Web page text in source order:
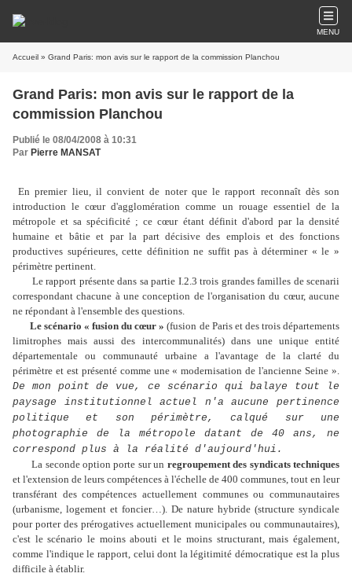
MENU
Accueil » Grand Paris: mon avis sur le rapport de la commission Planchou
Grand Paris: mon avis sur le rapport de la
commission Planchou
Publié le 08/04/2008 à 10:31
Par Pierre MANSAT
En premier lieu, il convient de noter que le rapport reconnaît dès son
introduction le cœur d'agglomération comme un rouage essentiel de la
métropole et sa spécificité ; ce cœur étant définit d'abord par la densité
humaine et bâtie et par la part décisive des emplois et des fonctions
productives supérieures, cette définition ne suffit pas à déterminer « le »
périmètre pertinent.
Le rapport présente dans sa partie I.2.3 trois grandes familles de scenarii
correspondant chacune à une conception de l'organisation du cœur, aucune
ne répondant à l'ensemble des questions.
Le scénario « fusion du cœur » (fusion de Paris et des trois départements
limitrophes mais aussi des intercommunalités) dans une unique entité
départementale ou communauté urbaine a l'avantage de la clarté du
périmètre et est présenté comme une « modernisation de l'ancienne Seine ».
De mon point de vue, ce scénario qui balaye tout le
paysage institutionnel actuel n'a aucune pertinence
politique et son périmètre, calqué sur une
photographie de la métropole datant de 40 ans, ne
correspond plus à la réalité d'aujourd'hui.
La seconde option porte sur un regroupement des syndicats techniques
et l'extension de leurs compétences à l'échelle de 400 communes, tout en leur
transférant des compétences actuellement communes ou communautaires
(urbanisme, logement et foncier…). De nature hybride (structure syndicale
pour porter des prérogatives actuellement municipales ou communautaires),
c'est le scénario le moins abouti et le moins structurant, mais également,
comme l'indique le rapport, celui dont la légitimité démocratique est la plus
difficile à établir.